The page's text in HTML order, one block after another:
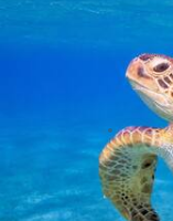
సముద్ర
9మంది
Mar 10,
ఈ వార్తాకథనం ఏంటి